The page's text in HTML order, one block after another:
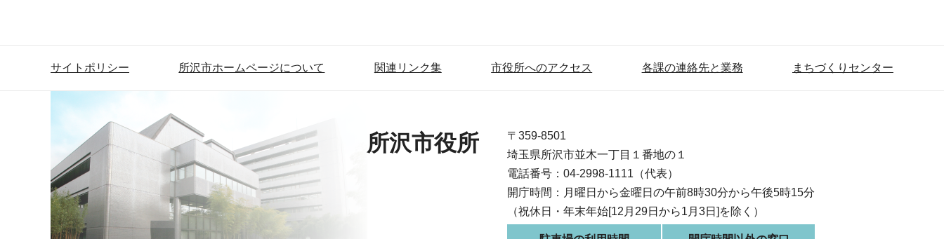
サイトポリシー 所沢市ホームページについて 関連リンク集 市役所へのアクセス 各課の連絡先と業務 まちづくりセンター
所沢市役所
〒359-8501
埼玉県所沢市並木一丁目１番地の１
電話番号：04-2998-1111（代表）
開庁時間：月曜日から金曜日の午前8時30分から午後5時15分
（祝休日・年末年始[12月29日から1月3日]を除く）